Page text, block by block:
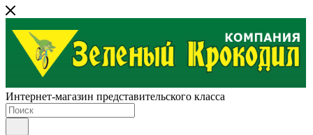
Интернет-магазин представительского класса